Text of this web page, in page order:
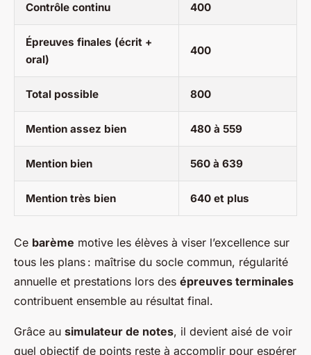
Contrôle continu 400
Épreuves finales (écrit +
oral)
400
Total possible 800
Mention assez bien 480 à 559
Mention bien 560 à 639
Mention très bien 640 et plus
Ce barème motive les élèves à viser l’excellence sur
tous les plans : maîtrise du socle commun, régularité
annuelle et prestations lors des épreuves terminales
contribuent ensemble au résultat final.
Grâce au simulateur de notes, il devient aisé de voir
quel objectif de points reste à accomplir pour espérer